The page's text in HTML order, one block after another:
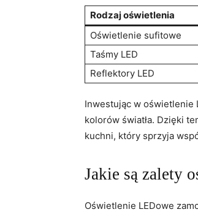
Rodzaj oświetlenia
Oświetlenie sufitowe
Taśmy LED
Reflektory LED
Inwestując w oświetlenie
⁤kolorów⁣ światła. ⁣Dzięki
kuchni, który sprzyja
Jakie są zalety
Oświetlenie LEDowe⁤